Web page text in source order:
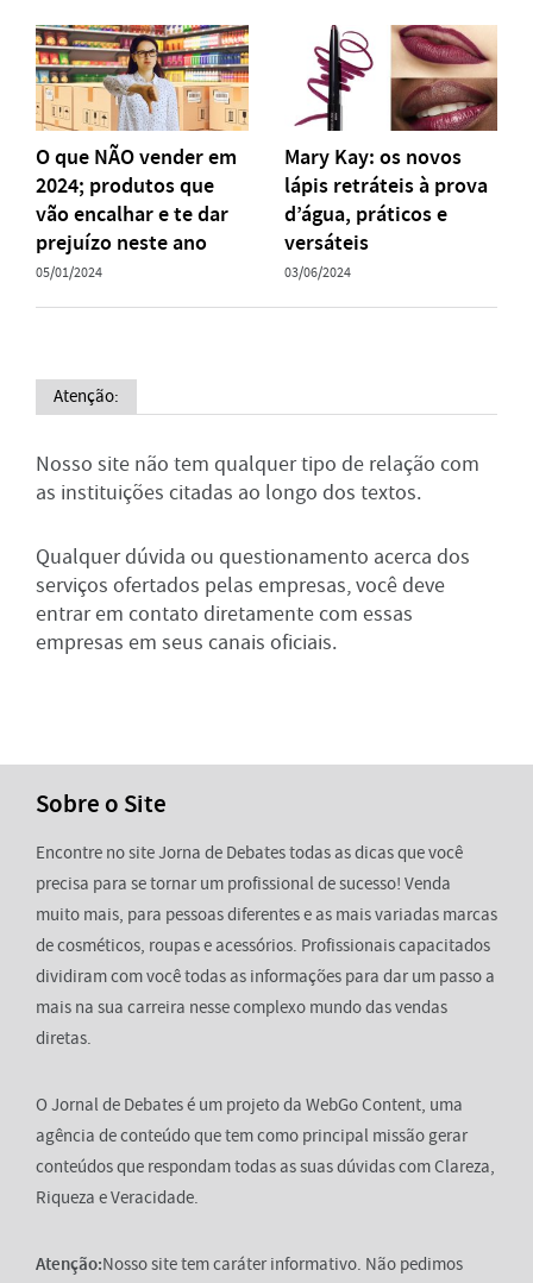
O que NÃO vender em
2024; produtos que
vão encalhar e te dar
prejuízo neste ano
05/01/2024
Mary Kay: os novos
lápis retráteis à prova
d’água, práticos e
versáteis
03/06/2024
Atenção:
Nosso site não tem qualquer tipo de relação com
as instituições citadas ao longo dos textos.
Qualquer dúvida ou questionamento acerca dos
serviços ofertados pelas empresas, você deve
entrar em contato diretamente com essas
empresas em seus canais oficiais.
Sobre o Site
Encontre no site Jorna de Debates todas as dicas que você
precisa para se tornar um profissional de sucesso! Venda
muito mais, para pessoas diferentes e as mais variadas marcas
de cosméticos, roupas e acessórios. Profissionais capacitados
dividiram com você todas as informações para dar um passo a
mais na sua carreira nesse complexo mundo das vendas
diretas.
O Jornal de Debates é um projeto da WebGo Content, uma
agência de conteúdo que tem como principal missão gerar
conteúdos que respondam todas as suas dúvidas com Clareza,
Riqueza e Veracidade.
Atenção:Nosso site tem caráter informativo. Não pedimos